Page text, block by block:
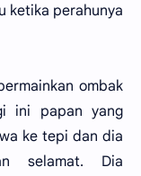
ketika perahunya
ombak
ini papan yang
ke tepi dan dia
selamat. Dia